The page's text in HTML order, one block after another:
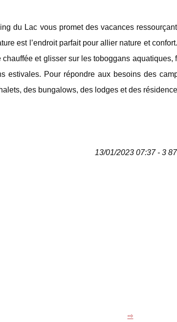
du Lac vous promet des vacances
est l’endroit parfait pour allier nature et
et glisser sur les toboggans aquatiques,
estivales. Pour répondre aux besoins des
des bungalows, des lodges et des
13/01/2023 07:37 - 3